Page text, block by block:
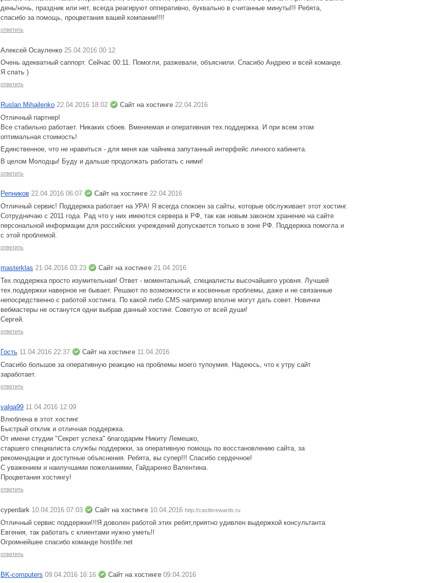
день/ночь, праздник или нет, всегда реагируют опперативно, буквально в считанные минуты!!! Ребята,
спасибо за помощь, процветания вашей компании!!!!
ответить
Алексей Осауленко 25.04.2016 00:12
Очень адекватный саппорт. Сейчас 00:11. Помогли, разжевали, объяснили. Спасибо Андрею и всей команде.
Я спать )
ответить
Ruslan Mihajlenko 22.04.2016 18:02 Сайт на хостинге 22.04.2016
Отличный партнер!
Все стабильно работает. Никаких сбоев. Вменяемая и оперативная тех.поддержка. И при всем этом
оптимальная стоимость!
Единственное, что не нравиться - для меня как чайника запутанный интерфейс личного кабинета.
В целом Молодцы! Буду и дальше продолжать работать с ними!
ответить
Репников 22.04.2016 06:07 Сайт на хостинге 22.04.2016
Отличный сервис! Поддержка работает на УРА! Я всегда спокоен за сайты, которые обслуживает этот хостинг.
Сотрудничаю с 2011 года. Рад что у них имеются сервера в РФ, так как новым законом хранение на сайте
персональной информации для российских учреждений допускается только в зоне РФ. Поддержка помогла и
с этой проблемой.
ответить
masterklas 21.04.2016 03:23 Сайт на хостинге 21.04.2016
Тех.поддержка просто изумительная! Ответ - моментальный, специалисты высочайшего уровня. Лучшей
тех.поддержки наверное не бывает. Решают по возможности и косвенные проблемы, даже и не связанные
непосредственно с работой хостинга. По какой либо CMS например вполне могут дать совет. Новички
вебмастеры не останутся одни выбрав данный хостинг. Советую от всей души!
Сергей.
ответить
Гость 11.04.2016 22:37 Сайт на хостинге 11.04.2016
Спасибо большое за оперативную реакцию на проблемы моего тупоумия. Надеюсь, что к утру сайт
заработает.
ответить
valga99 11.04.2016 12:09
Влюблена в этот хостинг.
Быстрый отклик и отличная поддержка.
От имени студии "Секрет успеха" благодарим Никиту Лемешко,
старшего специалиста службы поддержки, за оперативную помощь по восстановлению сайта, за
рекомендации и доступные объяснения. Ребята, вы супер!!! Спасибо сердечное!
С уважением и наилучшими пожеланиями, Гайдаренко Валентина.
Процветания хостингу!
ответить
cyperdark 10.04.2016 07:03 Сайт на хостинге 10.04.2016 http://castlerewards.ru
Отличный сервис поддержки!!!Я доволен работой этих ребят,приятно удивлен выдержкой консультанта
Евгения, так работать с клиентами нужно уметь!!
Огромнейшее спасибо команде hostlife.net
ответить
BK-computers 09.04.2016 16:16 Сайт на хостинге 09.04.2016